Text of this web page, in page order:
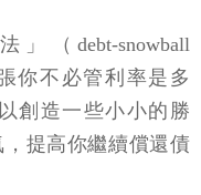
（debt-snowball
你不必管利率是多
創造一些小小的勝
提高你繼續償還債